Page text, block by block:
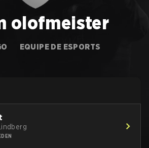
olofmeister
EQUIPE DE ESPORTS